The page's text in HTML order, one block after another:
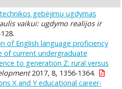
gebėjimų ugdymas
vaikui: ugdymo realijos ir
of English language proficiency
of current undergraduate
to generation Z: rural versus
2017, 8, 1356-1364.
X and Y educational career-